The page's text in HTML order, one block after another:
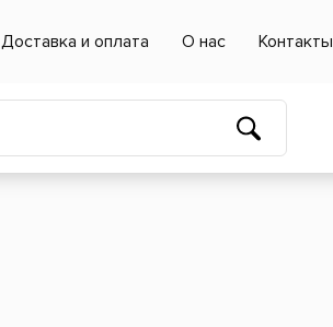
Доставка и оплата О нас Контакты